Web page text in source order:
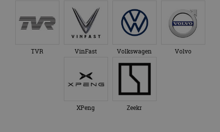
TVR VinFast Volkswagen Volvo
XPeng Zeekr